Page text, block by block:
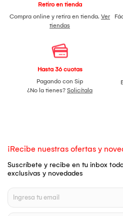
Retiro en tienda
Compra online y retira en tienda. Ver
tiendas
Hasta 36 cuotas
Pagando con Sip
¿No la tienes? Solicítala
¡Recibe nuestras ofertas y
Suscríbete y recibe en tu inbox
exclusivas y novedades